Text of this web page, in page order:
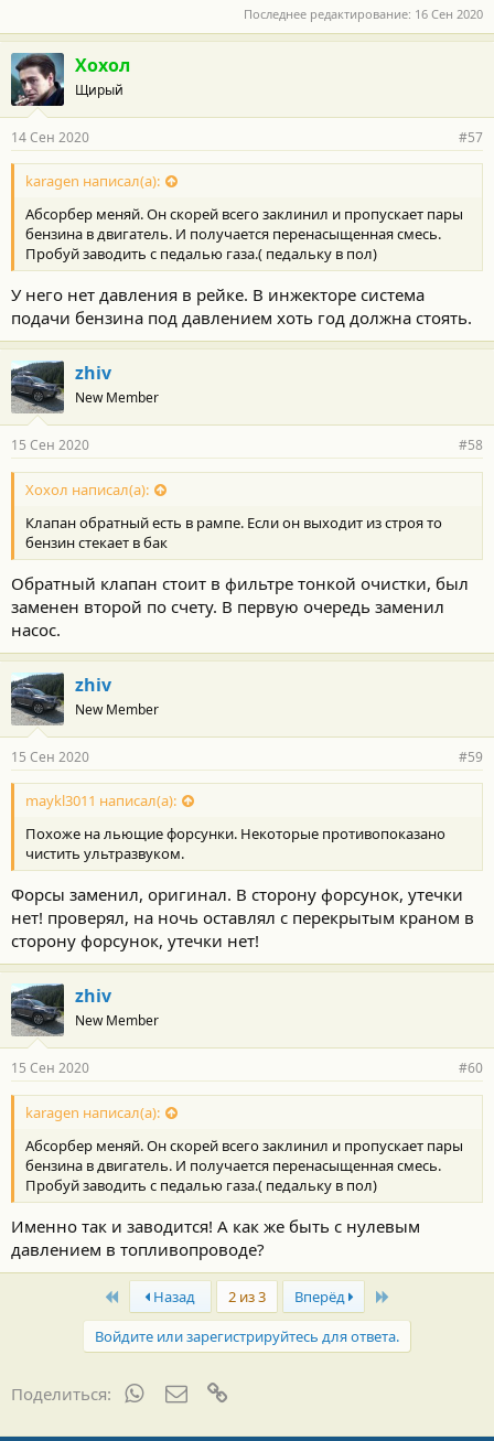
Последнее редактирование: 16 Сен 2020
Хохол
Щирый
14 Сен 2020 #57
karagen написал(а):
Абсорбер меняй. Он скорей всего заклинил и пропускает пары
бензина в двигатель. И получается перенасыщенная смесь.
Пробуй заводить с педалью газа.( педальку в пол)
У него нет давления в рейке. В инжекторе система
подачи бензина под давлением хоть год должна стоять.
zhiv
New Member
15 Сен 2020 #58
Хохол написал(а):
Клапан обратный есть в рампе. Если он выходит из строя то
бензин стекает в бак
Обратный клапан стоит в фильтре тонкой очистки, был
заменен второй по счету. В первую очередь заменил
насос.
zhiv
New Member
15 Сен 2020 #59
maykl3011 написал(а):
Похоже на льющие форсунки. Некоторые противопоказано
чистить ультразвуком.
Форсы заменил, оригинал. В сторону форсунок, утечки
нет! проверял, на ночь оставлял с перекрытым краном в
сторону форсунок, утечки нет!
zhiv
New Member
15 Сен 2020 #60
karagen написал(а):
Абсорбер меняй. Он скорей всего заклинил и пропускает пары
бензина в двигатель. И получается перенасыщенная смесь.
Пробуй заводить с педалью газа.( педальку в пол)
Именно так и заводится! А как же быть с нулевым
давлением в топливопроводе?
First Назад 2 из 3 Вперёд
Войдите или зарегистрируйтесь для ответа.
Поделиться: WhatsAppЭлектронная почта